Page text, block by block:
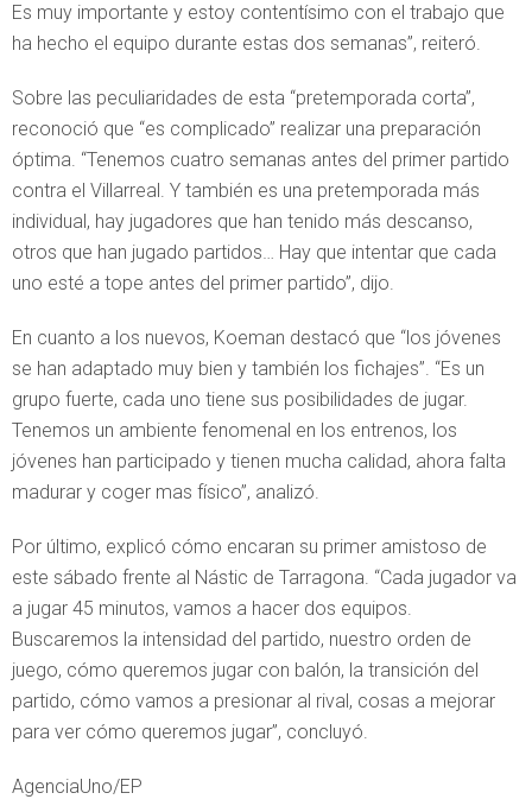
Es muy importante y estoy contentísimo con el trabajo que
ha hecho el equipo durante estas dos semanas”, reiteró.
Sobre las peculiaridades de esta “pretemporada corta”,
reconoció que “es complicado” realizar una preparación
óptima. “Tenemos cuatro semanas antes del primer partido
contra el Villarreal. Y también es una pretemporada más
individual, hay jugadores que han tenido más descanso,
otros que han jugado partidos… Hay que intentar que cada
uno esté a tope antes del primer partido”, dijo.
En cuanto a los nuevos, Koeman destacó que “los jóvenes
se han adaptado muy bien y también los fichajes”. “Es un
grupo fuerte, cada uno tiene sus posibilidades de jugar.
Tenemos un ambiente fenomenal en los entrenos, los
jóvenes han participado y tienen mucha calidad, ahora falta
madurar y coger mas físico”, analizó.
Por último, explicó cómo encaran su primer amistoso de
este sábado frente al Nástic de Tarragona. “Cada jugador va
a jugar 45 minutos, vamos a hacer dos equipos.
Buscaremos la intensidad del partido, nuestro orden de
juego, cómo queremos jugar con balón, la transición del
partido, cómo vamos a presionar al rival, cosas a mejorar
para ver cómo queremos jugar”, concluyó.
AgenciaUno/EP